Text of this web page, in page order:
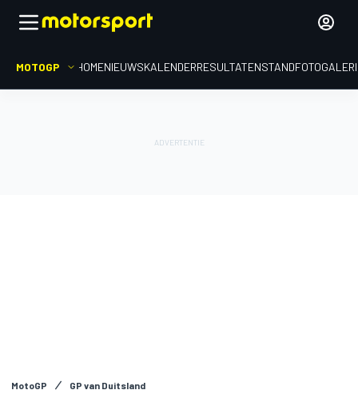
MOTOGP HOMENIEUWSKALENDERRESULTATENSTAND
MotoGP GP van Duitsland